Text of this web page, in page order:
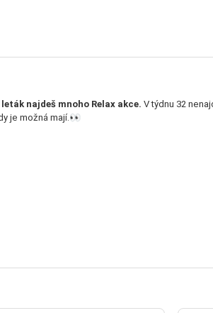
najdeš mnoho Relax akce. V týdnu 32
je možná mají.👀